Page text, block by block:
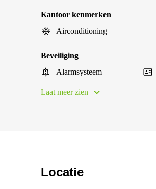
Kantoor kenmerken
Airconditioning
Beveiliging
Alarmsysteem
Laat meer zien
Locatie